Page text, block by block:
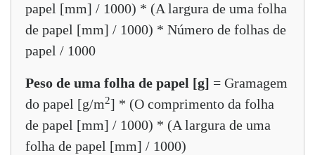
papel [mm] / 1000) * (A largura de uma folha
de papel [mm] / 1000) * Número de folhas de
papel / 1000
Peso de uma folha de papel [g] = Gramagem
do papel [g/m2] * (O comprimento da folha
de papel [mm] / 1000) * (A largura de uma
folha de papel [mm] / 1000)